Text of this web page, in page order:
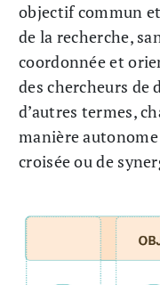
objectif commun
de la recherche,
coordonnée et
des chercheurs de
d’autres termes,
manière
croisée ou de